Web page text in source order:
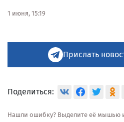
1 июня, 15:19
Прислать
Поделиться:
Нашли ошибку? Выделите её мышью